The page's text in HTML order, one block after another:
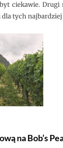
ciekawie.
tych
na Bob’s